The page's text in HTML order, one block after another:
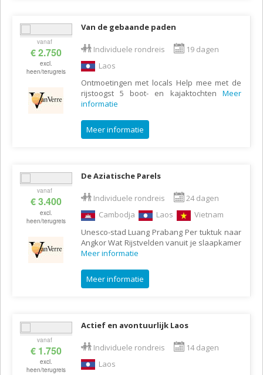
vanaf
€ 2.750
excl.
heen/terugreis
Van de gebaande paden
Individuele rondreis
19 dagen
Laos
Ontmoetingen met locals Help mee met de
rijstoogst 5 boot- en kajaktochten Meer
informatie
Meer informatie
vanaf
€ 3.400
excl.
heen/terugreis
De Aziatische Parels
Individuele rondreis
24 dagen
Cambodja
Laos
Vietnam
Unesco-stad Luang Prabang Per tuktuk naar
Angkor Wat Rijstvelden vanuit je slaapkamer
Meer informatie
Meer informatie
vanaf
€ 1.750
excl.
heen/terugreis
Actief en avontuurlijk Laos
Individuele rondreis
14 dagen
Laos